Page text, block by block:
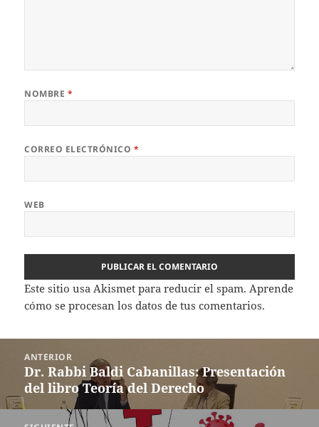
NOMBRE *
CORREO ELECTRÓNICO *
WEB
Este sitio usa Akismet para reducir el spam. Aprende
cómo se procesan los datos de tus comentarios.
entradas
ANTERIOR
Entrada
anterior:
Dr. Rabbi Baldi Cabanillas: Presentación
del libro Teoría del Derecho